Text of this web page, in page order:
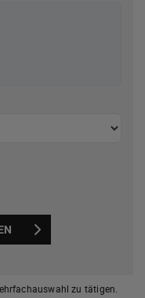
zu tätigen.